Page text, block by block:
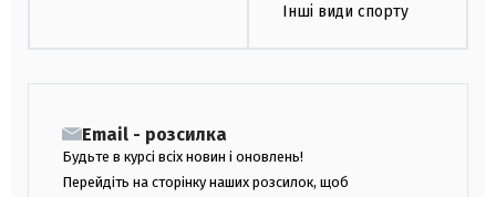
Інші види спорту
Email - розсилка
Будьте в курсі всіх новин і оновлень!
Перейдіть на сторінку наших розсилок, щоб